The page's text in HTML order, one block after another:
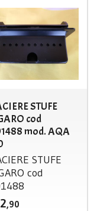
STUFE
cod
mod. AQA
STUFE
cod
,90